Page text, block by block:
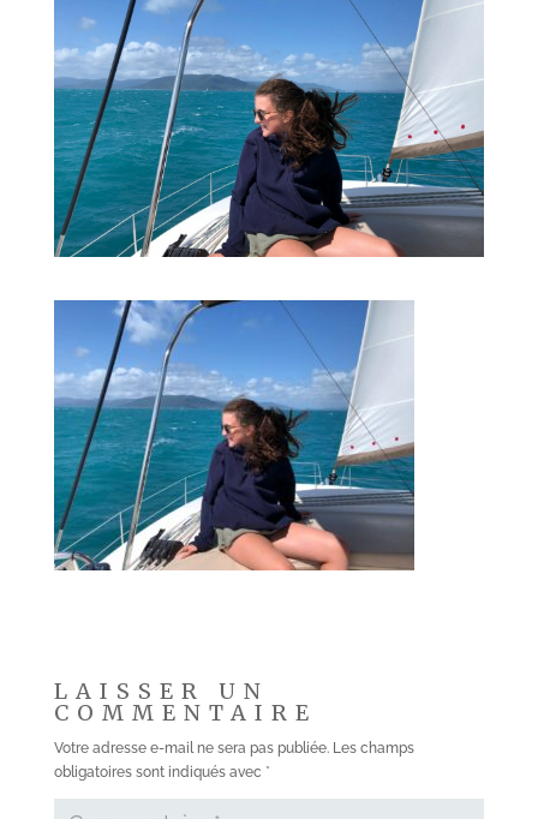
LAISSER UN
COMMENTAIRE
Votre adresse e-mail ne sera pas publiée. Les champs
obligatoires sont indiqués avec *